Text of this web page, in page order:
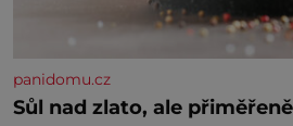
panidomu.cz
Sůl nad zlato, ale přiměřeně